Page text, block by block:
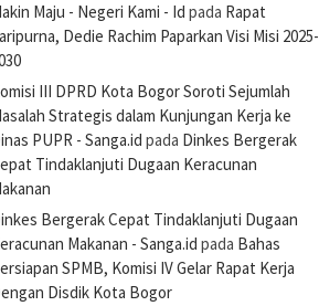
Maju - Negeri Kami - Id pada Rapat
Dedie Rachim Paparkan Visi Misi 2025-
III DPRD Kota Bogor Soroti Sejumlah
Strategis dalam Kunjungan Kerja ke
PUPR - Sanga.id pada Dinkes Bergerak
Tindaklanjuti Dugaan Keracunan
Bergerak Cepat Tindaklanjuti Dugaan
Makanan - Sanga.id pada Bahas
SPMB, Komisi IV Gelar Rapat Kerja
Disdik Kota Bogor